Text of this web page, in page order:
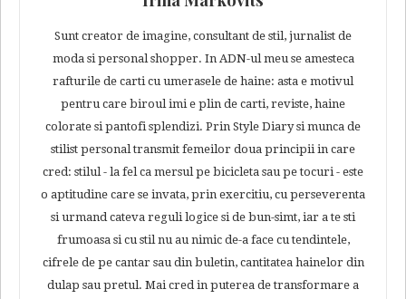
Sunt creator de imagine, consultant de stil, jurnalist de
moda si personal shopper. In ADN-ul meu se amesteca
rafturile de carti cu umerasele de haine: asta e motivul
pentru care biroul imi e plin de carti, reviste, haine
colorate si pantofi splendizi. Prin Style Diary si munca de
stilist personal transmit femeilor doua principii in care
cred: stilul - la fel ca mersul pe bicicleta sau pe tocuri - este
o aptitudine care se invata, prin exercitiu, cu perseverenta
si urmand cateva reguli logice si de bun-simt, iar a te sti
frumoasa si cu stil nu au nimic de-a face cu tendintele,
cifrele de pe cantar sau din buletin, cantitatea hainelor din
dulap sau pretul. Mai cred in puterea de transformare a